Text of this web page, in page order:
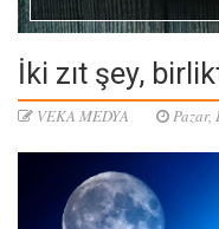
İki zıt şey,
VEKA MEDYA Pazar,